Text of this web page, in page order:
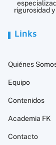
rigurosidad
Links
Quiénes
Equipo
Contenidos
Academia FK
Contacto